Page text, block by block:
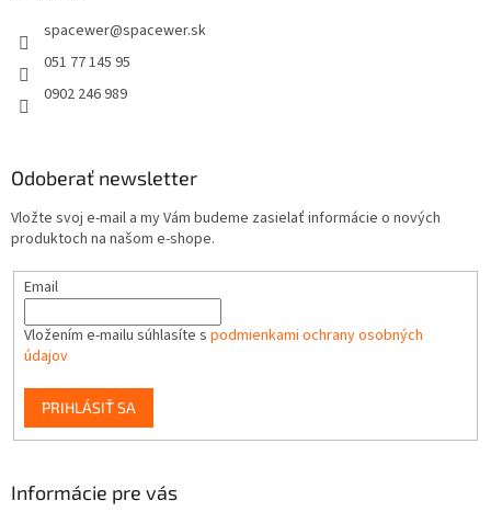
spacewer@spacewer.sk
051 77 145 95
0902 246 989
Odoberať newsletter
Vložte svoj e-mail a my Vám budeme zasielať informácie o nových
produktoch na našom e-shope.
Email
Vložením e-mailu súhlasíte s podmienkami ochrany osobných
údajov
PRIHLÁSIŤ SA
Informácie pre vás